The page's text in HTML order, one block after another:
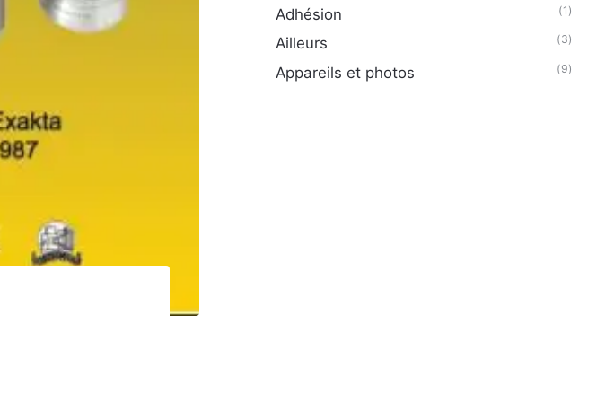
Adhésion (1)
Ailleurs (3)
Appareils et photos (9)